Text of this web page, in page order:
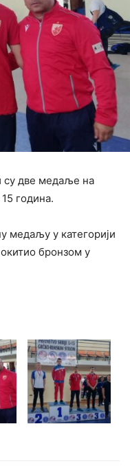
су две медаље на
година.
медаљу у категорији
бронзом у